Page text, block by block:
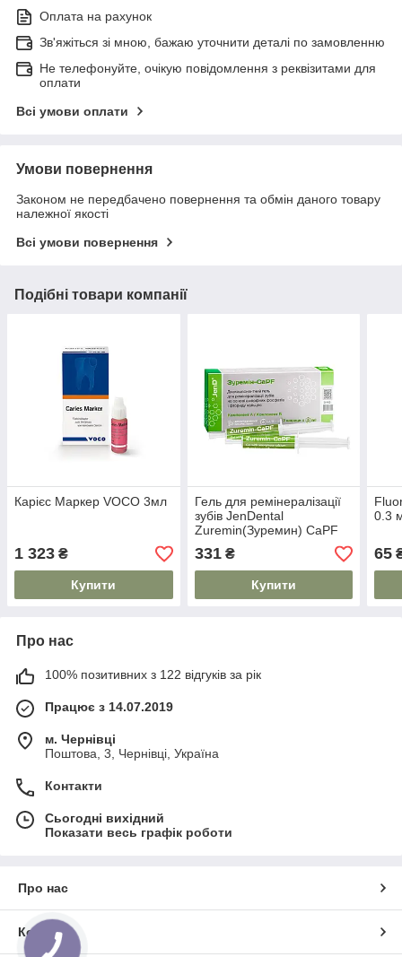
Оплата на рахунок
Зв'яжіться зі мною, бажаю уточнити деталі по замовленню
Не телефонуйте, очікую повідомлення з реквізитами для
оплати
Всі умови оплати
Умови повернення
Законом не передбачено повернення та обмін даного товару
належної якості
Всі умови повернення
Подібні товари компанії
Карієс Маркер VOCO 3мл
1 323 ₴
Купити
Гель для ремінералізації
зубів JenDental
Zuremin(Зуремин) CaPF
2*5 мл.
331₴
Купити
0.3
65
Про нас
100% позитивних з 122 відгуків за рік
Працює з 14.07.2019
м. Чернівці
Поштова, 3, Чернівці, Україна
Контакти
Сьогодні вихідний
Показати весь графік роботи
Про нас
Контакти